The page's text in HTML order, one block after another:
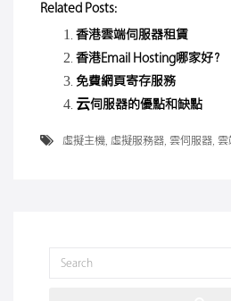
Related Posts:
香港雲端伺服器租賃
香港Email Hosting哪家好？
免費網頁寄存服務
云伺服器的優點和缺點
虛擬主機, 虛擬服務器, 雲伺服器, 雲